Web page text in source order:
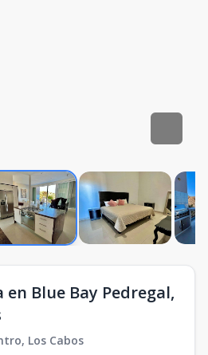
en Blue Bay Pedregal,
, Los Cabos